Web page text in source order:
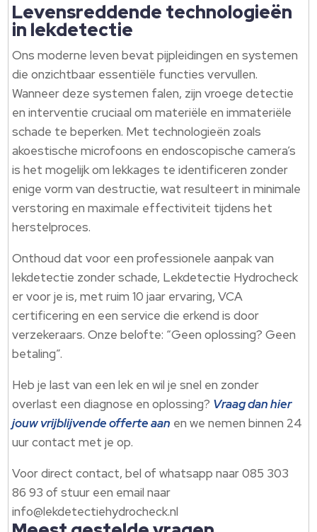
Levensreddende technologieën
in lekdetectie
Ons moderne leven bevat pijpleidingen en systemen
die onzichtbaar essentiële functies vervullen.​
Wanneer deze systemen falen, zijn vroege detectie
en interventie cruciaal om materiële en immateriële
schade te beperken.​ Met technologieën zoals
akoestische microfoons en endoscopische camera’s
is het mogelijk om lekkages te identificeren zonder
enige vorm van destructie, wat resulteert in minimale
verstoring en maximale effectiviteit tijdens het
herstelproces.​
Onthoud dat voor een professionele aanpak van
lekdetectie zonder schade, Lekdetectie Hydrocheck
er voor je is, met ruim 10 jaar ervaring, VCA
certificering en een service die erkend is door
verzekeraars.​ Onze belofte: “Geen oplossing? Geen
betaling”.​
Heb je last van een lek en wil je snel en zonder
overlast een diagnose en oplossing? Vraag dan hier
jouw vrijblijvende offerte aan en we nemen binnen 24
uur contact met je op.​
Voor direct contact, bel of whatsapp naar 085 303
86 93 of stuur een email naar
info@lekdetectiehydrocheck.​nl